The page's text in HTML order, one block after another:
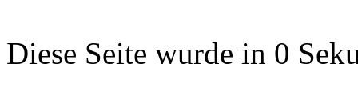
Diese Seite wurde in 0